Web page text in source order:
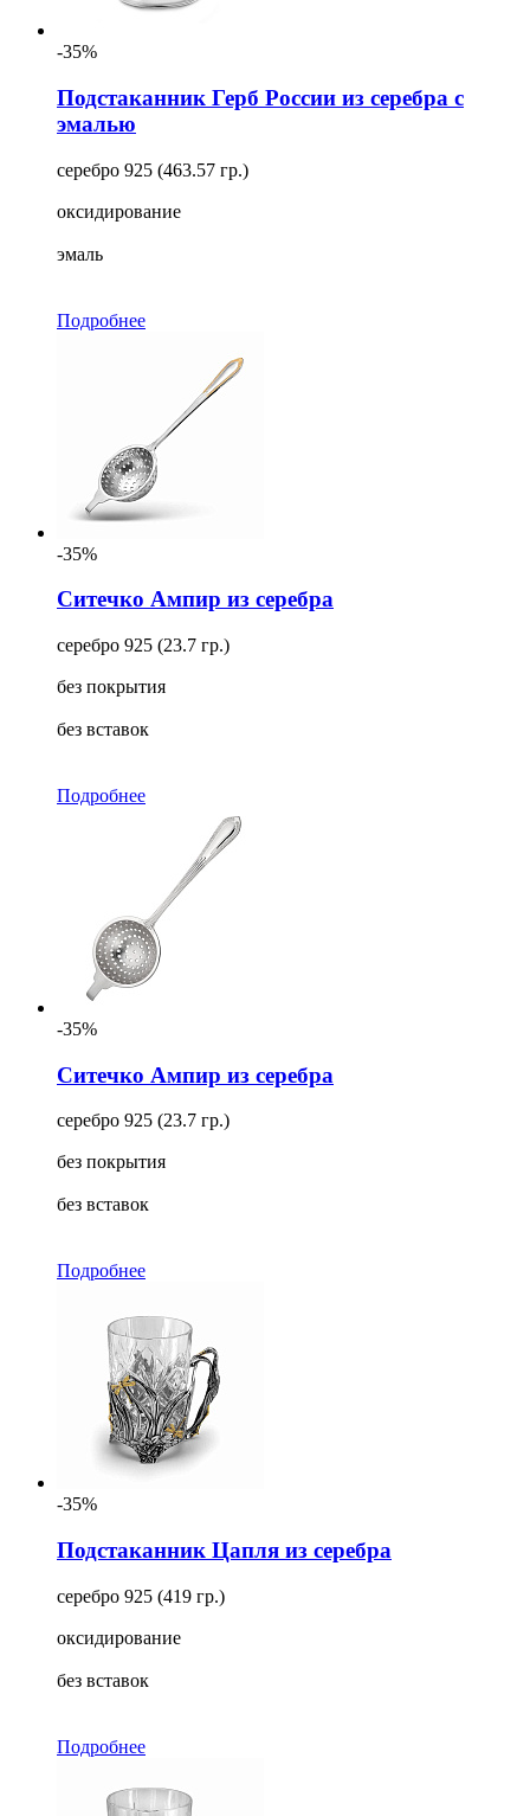
-35%
Подстаканник Герб России из серебра с
эмалью
серебро 925 (463.57 гр.)
оксидирование
эмаль
Подробнее
-35%
Ситечко Ампир из серебра
серебро 925 (23.7 гр.)
без покрытия
без вставок
Подробнее
-35%
Ситечко Ампир из серебра
серебро 925 (23.7 гр.)
без покрытия
без вставок
Подробнее
-35%
Подстаканник Цапля из серебра
серебро 925 (419 гр.)
оксидирование
без вставок
Подробнее